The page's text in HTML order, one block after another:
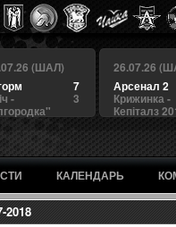
(ШАЛ)
7
3
-
26.07.26
Арсенал 2
Крижинка -
Кепіталз
КАЛЕНДАРЬ
2018